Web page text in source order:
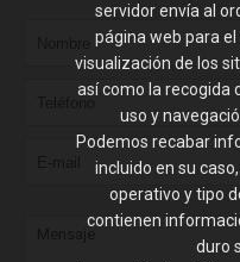
servidor envía al
página web para
visualización de los
así como la recogida
uso y
Podemos recabar
incluido en su
operativo y tipo
contienen
duro